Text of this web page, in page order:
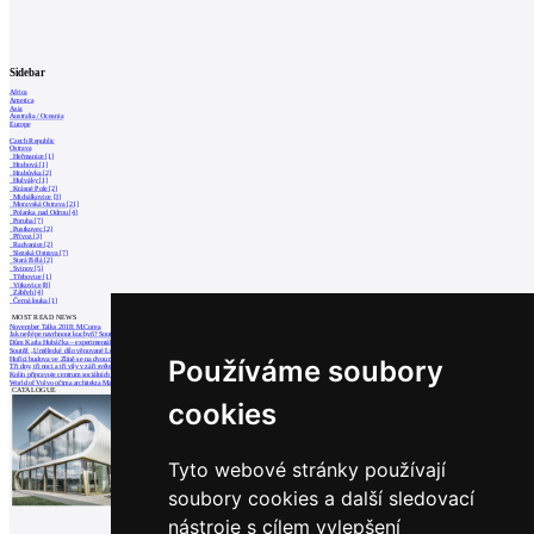
Používáme soubory
cookies
Tyto webové stránky používají
soubory cookies a další sledovací
nástroje s cílem vylepšení
Sidebar
Africa
America
Asia
Australia / Oceania
Europe
Czech Republic
Ostrava
Heřmanice [1]
Hrabová [1]
Hrabůvka [2]
Hulváky [1]
Krásné Pole [2]
Michálkovice [3]
Moravská Ostrava [21]
Polanka nad Odrou [4]
Poruba [7]
Pustkovec [2]
Přívoz [3]
Radvanice [2]
Slezská Ostrava [7]
Stará Bělá [2]
Svinov [5]
Třebovice [1]
Vítkovice [8]
Zábřeh [4]
Černá louka [1]
MOST READ NEWS
November Talks 2018: M.Corea
Jak nejlépe navrhnout kuchyň? Soutěž Blum
Dům Karla Hubáčka – experimentální rodin
Soutěž „Umělecké dílo věnované Lucii Bakešové
Hořící budova ve Zlíně se na dvou místec
Tři dny, tři noci a tři vily v záři světel
Kolín připravuje centrum sociálních služ
World of Volvo očima architekta Martina
CATALOGUE